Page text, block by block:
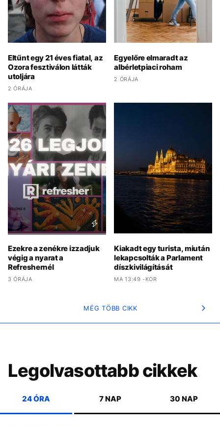
Eltűnt egy 21 éves fiatal, az
Ozora fesztiválon látták
utoljára
2 ÓRÁJA
Egyelőre elmaradt az
albérletpiaci roham
2 ÓRÁJA
Ezekre a zenékre izzadjuk
végig a nyarat a
Refreshernél
3 ÓRÁJA
Kiakadt egy turista, miután
lekapcsolták a Parlament
díszkivilágítását
MA 13:49 -KOR
MÉG TÖBB CIKK
Legolvasottabb cikkek
24 ÓRA 7 NAP 30 NAP